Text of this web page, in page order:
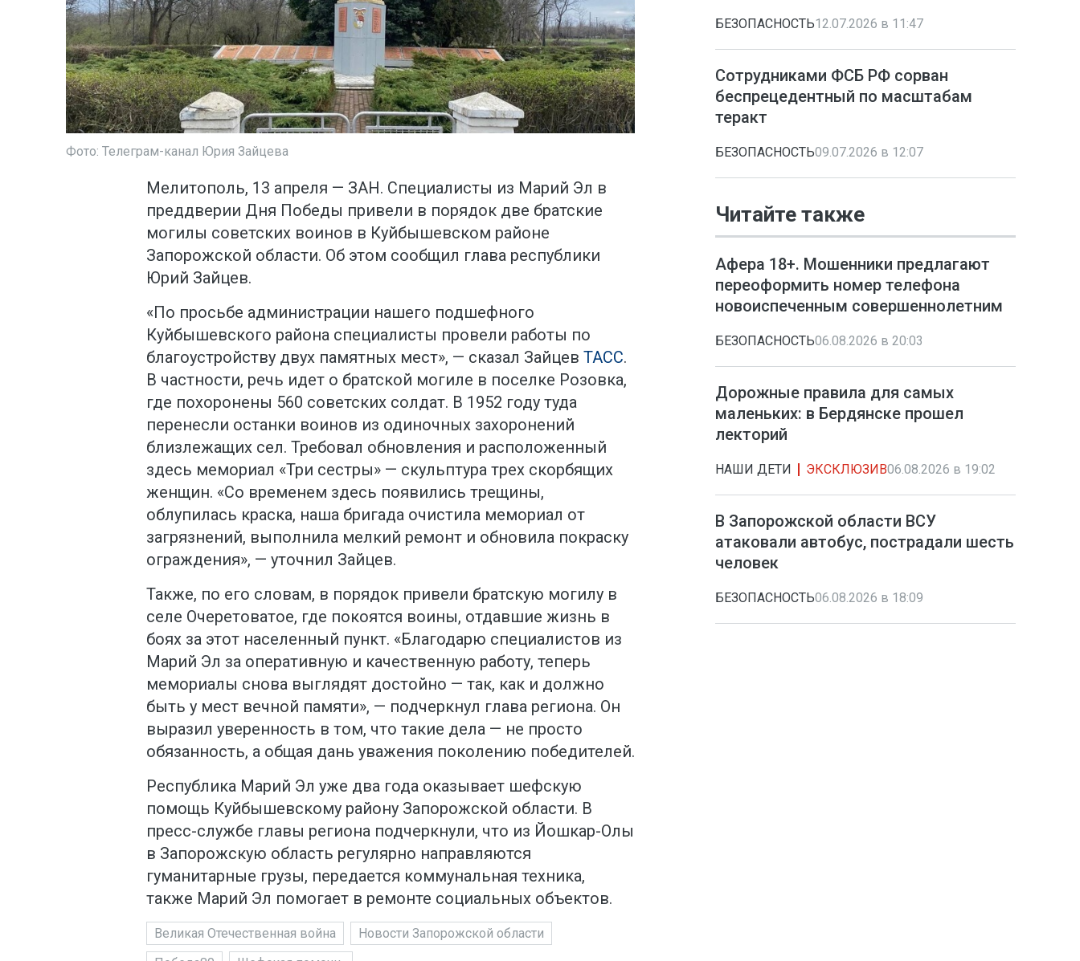
Фото: Телеграм-канал Юрия Зайцева
Мелитополь, 13 апреля — ЗАН. Специалисты из Марий Эл в
преддверии Дня Победы привели в порядок две братские
могилы советских воинов в Куйбышевском районе
Запорожской области. Об этом сообщил глава республики
Юрий Зайцев.
«По просьбе администрации нашего подшефного
Куйбышевского района специалисты провели работы по
благоустройству двух памятных мест», — сказал Зайцев ТАСС.
В частности, речь идет о братской могиле в поселке Розовка,
где похоронены 560 советских солдат. В 1952 году туда
перенесли останки воинов из одиночных захоронений
близлежащих сел. Требовал обновления и расположенный
здесь мемориал «Три сестры» — скульптура трех скорбящих
женщин. «Со временем здесь появились трещины,
облупилась краска, наша бригада очистила мемориал от
загрязнений, выполнила мелкий ремонт и обновила покраску
ограждения», — уточнил Зайцев.
Также, по его словам, в порядок привели братскую могилу в
селе Очеретоватое, где покоятся воины, отдавшие жизнь в
боях за этот населенный пункт. «Благодарю специалистов из
Марий Эл за оперативную и качественную работу, теперь
мемориалы снова выглядят достойно — так, как и должно
быть у мест вечной памяти», — подчеркнул глава региона. Он
выразил уверенность в том, что такие дела — не просто
обязанность, а общая дань уважения поколению победителей.
Республика Марий Эл уже два года оказывает шефскую
помощь Куйбышевскому району Запорожской области. В
пресс-службе главы региона подчеркнули, что из Йошкар-Олы
в Запорожскую область регулярно направляются
гуманитарные грузы, передается коммунальная техника,
также Марий Эл помогает в ремонте социальных объектов.
Великая Отечественная война
Новости Запорожской области
БЕЗОПАСНОСТЬ12.07.2026 в 11:47
Сотрудниками ФСБ РФ сорван
беспрецедентный по масштабам
теракт
БЕЗОПАСНОСТЬ09.07.2026 в 12:07
Читайте также
Афера 18+. Мошенники предлагают
переоформить номер телефона
новоиспеченным совершеннолетним
БЕЗОПАСНОСТЬ06.08.2026 в 20:03
Дорожные правила для самых
маленьких: в Бердянске прошел
лекторий
НАШИ ДЕТИ ЭКСКЛЮЗИВ06.08.2026 в 19:02
В Запорожской области ВСУ
атаковали автобус, пострадали шесть
человек
БЕЗОПАСНОСТЬ06.08.2026 в 18:09